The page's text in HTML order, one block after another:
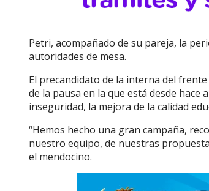
Petri, acompañado de su pareja, la
autoridades de mesa.
El precandidato de la interna del
de la pausa en la que está desde
inseguridad, la mejora de la calidad
“Hemos hecho una gran campaña,
nuestro equipo, de nuestras
el mendocino.